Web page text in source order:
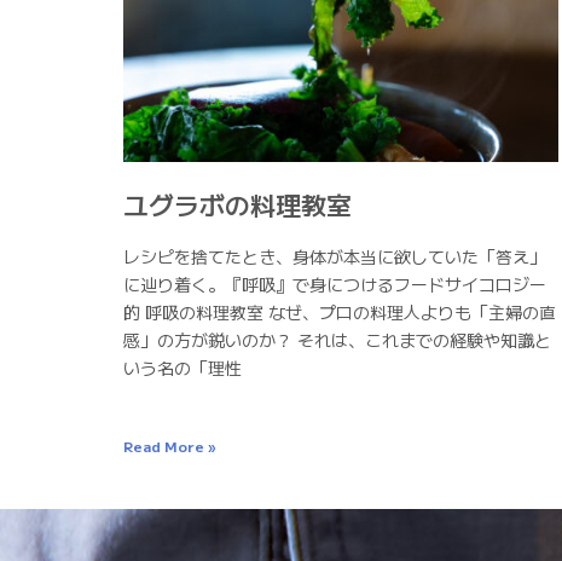
ユグラボの料理教室
レシピを捨てたとき、身体が本当に欲していた「答え」
に辿り着く。『呼吸』で身につけるフードサイコロジー
的 呼吸の料理教室 なぜ、プロの料理人よりも「主婦の直
感」の方が鋭いのか？ それは、これまでの経験や知識と
いう名の「理性
Read More »